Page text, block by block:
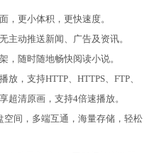
，更小体积，更快速度。
主动推送新闻、广告及资讯。
，随时随地畅快阅读小说。
，支持HTTP、HTTPS、FTP、
超清原画，支持4倍速播放。
间，多端互通，海量存储，轻松